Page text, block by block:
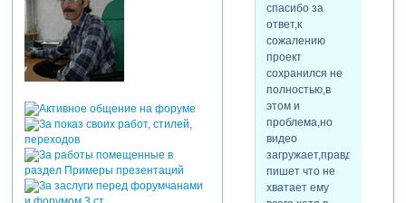
спасибо за
ответ,к
сожалению
проект
сохранился не
полностью,в
этом и
проблема,но
видео
загружает,правда
пишет что не
хватает ему